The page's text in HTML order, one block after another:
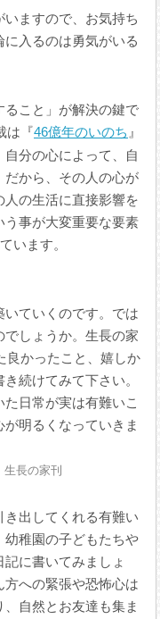
ますので、お気持ち
入るのは勇気がいる
こと」が解決の鍵で
は『46億年のいのち 』
自分の心によって、自
だから、その人の心が
の生活に直接影響を
う事が大変重要な要素
います。
ていくのです。では
しょうか。生長の家
良かったこと、嬉しか
続けてみて下さい。
日常が実は有難いこ
明るくなっていきま
長の家刊
出してくれる有難い
稚園の子どもたちや
に書いてみましょ
への緊張や恐怖心は
自然とお友達も集ま